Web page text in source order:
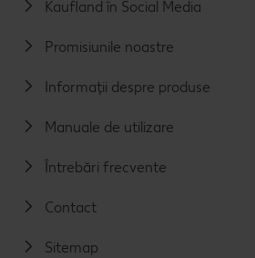
Kaufland în Social Media
Promisiunile noastre
Informații despre produse
Manuale de utilizare
Întrebări frecvente
Contact
Sitemap